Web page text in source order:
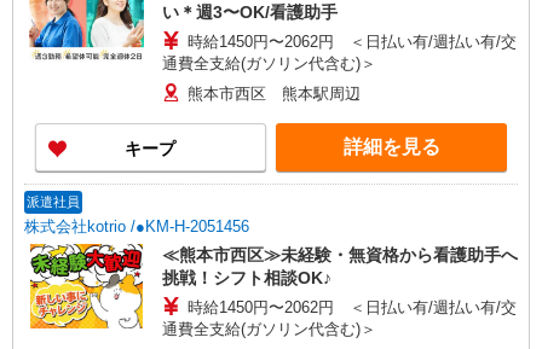
い＊週3〜OK/看護助手
時給1450円〜2062円 ＜日払い有/週払い有/交
通費全支給(ガソリン代含む)＞
熊本市西区 熊本駅周辺
キープ 詳細を見る
派遣社員
株式会社kotrio /●KM-H-2051456
≪熊本市西区≫未経験・無資格から看護助手へ
挑戦！シフト相談OK♪
時給1450円〜2062円 ＜日払い有/週払い有/交
通費全支給(ガソリン代含む)＞